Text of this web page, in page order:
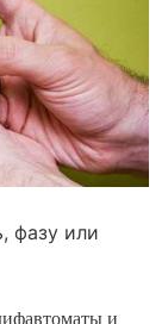
фазу или
и